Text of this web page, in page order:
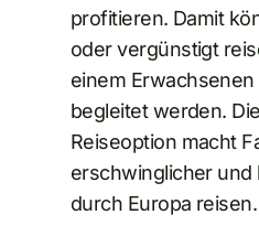
profitieren. Damit
oder vergünstigt
einem
begleitet werden.
Reiseoption macht
erschwinglicher und
durch Europa reisen.